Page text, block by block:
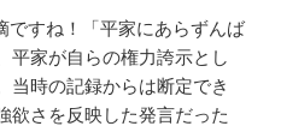
ですね！「平家にあらずんば
平家が自らの権力誇示とし
当時の記録からは断定でき
欲さを反映した発言だった